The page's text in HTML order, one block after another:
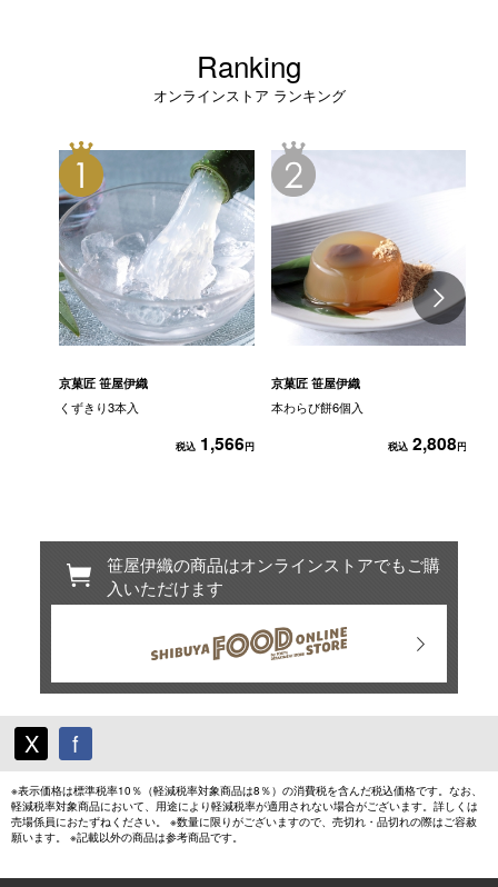
Ranking
オンラインストア ランキング
京菓匠 笹屋伊織
くずきり3本入
税込 1,566円
京菓匠 笹屋伊織
本わらび餅6個入
税込 2,808円
笹屋伊織の商品はオンラインストアでもご購
入いただけます
X f
※表示価格は標準税率10％（軽減税率対象商品は8％）の消費税を含んだ税込価格です。なお、
軽減税率対象商品において、用途により軽減税率が適用されない場合がございます。詳しくは
売場係員におたずねください。 ※数量に限りがございますので、売切れ・品切れの際はご容赦
願います。 ※記載以外の商品は参考商品です。